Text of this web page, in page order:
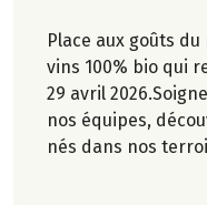
Place aux goûts
vins 100% bio qui
29 avril
nos équipes,
nés dans nos